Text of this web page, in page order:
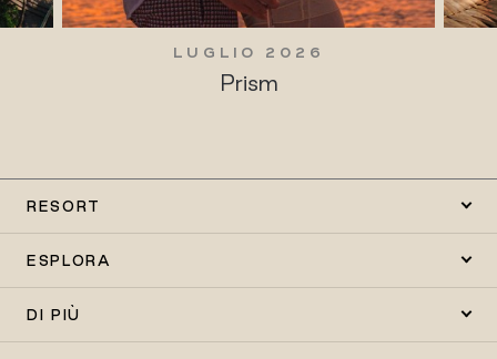
LUGLIO 2026
Prism
RESORT
ESPLORA
DI PIÙ